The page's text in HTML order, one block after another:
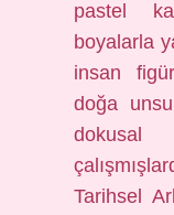
pastel
boyalarla
insan
doğa
dokusal
Tarihsel